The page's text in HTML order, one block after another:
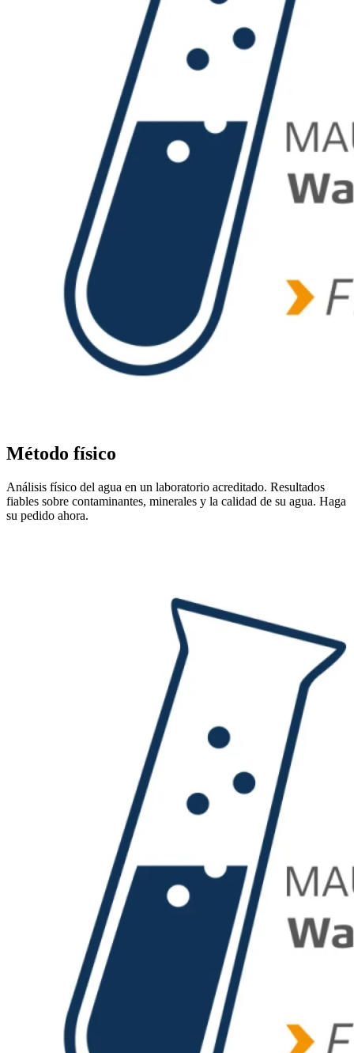
Método físico
Análisis físico del agua en un laboratorio acreditado. Resultados
fiables sobre contaminantes, minerales y la calidad de su agua. Haga
su pedido ahora.